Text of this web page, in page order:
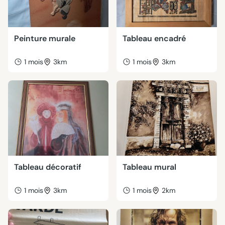
Peinture murale
1 mois 3km
Tableau encadré
1 mois 3km
Tableau décoratif
1 mois 3km
Tableau mural
1 mois 2km